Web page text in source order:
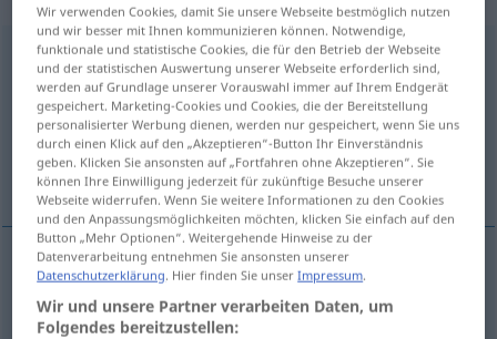
Vehemenzf
Übersicht aller Übersetzungen
(Für mehr Details die Übersetzung anklicken/antippen)
猛烈
猛烈[měngliè] Vehemenz
Wir verwenden Cookies, damit Sie unsere Webseite bestmöglich nutzen
und wir besser mit Ihnen kommunizieren können. Notwendige,
funktionale und statistische Cookies, die für den Betrieb der Webseite
und der statistischen Auswertung unserer Webseite erforderlich sind,
werden auf Grundlage unserer Vorauswahl immer auf Ihrem Endgerät
gespeichert. Marketing-Cookies und Cookies, die der Bereitstellung
personalisierter Werbung dienen, werden nur gespeichert, wenn Sie uns
durch einen Klick auf den „Akzeptieren“-Button Ihr Einverständnis
geben. Klicken Sie ansonsten auf „Fortfahren ohne Akzeptieren“. Sie
können Ihre Einwilligung jederzeit für zukünftige Besuche unserer
Webseite widerrufen. Wenn Sie weitere Informationen zu den Cookies
und den Anpassungsmöglichkeiten möchten, klicken Sie einfach auf den
Button „Mehr Optionen“. Weitergehende Hinweise zu der
Datenverarbeitung entnehmen Sie ansonsten unserer
Datenschutzerklärung. Hier finden Sie unserImpressum.
Wir und unsere Partner verarbeiten Daten, um
Folgendes bereitzustellen: